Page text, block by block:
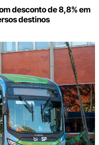
desconto de 8,8% em
destinos